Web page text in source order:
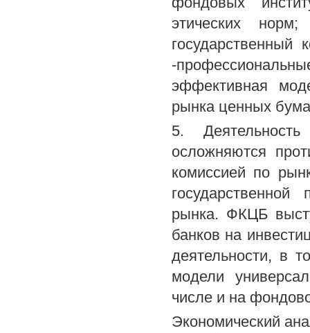
этических
государственный
-
эффективная
рынка ценных
5.
осложняются
комиссией по
государственной
рынка. ФКЦБ
банков на
деятельности, в
модели
числе и на
Экономический